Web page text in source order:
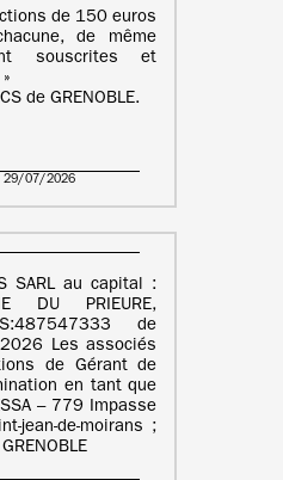
de 150 euros
de même
souscrites et
de GRENOBLE.
29/07/2026
SARL au capital :
PRIEURE,
de
Les associés
de Gérant de
en tant que
– 779 Impasse
jean-de-moirans ;